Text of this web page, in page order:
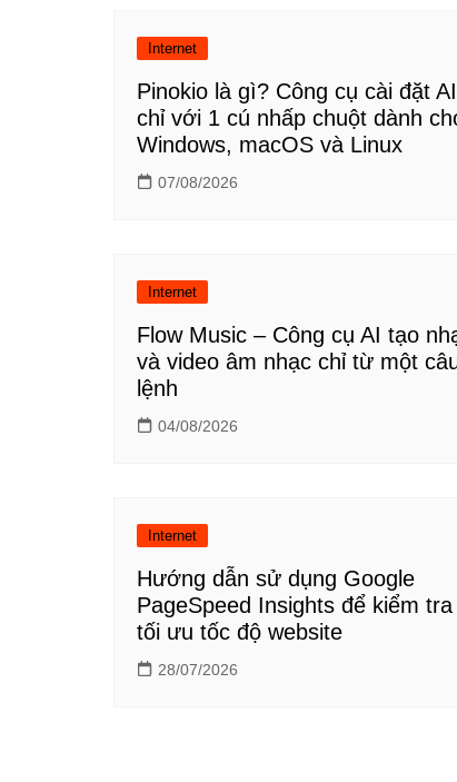
viếtInternet
Pinokio là gì? Công cụ cài đặt AI
chỉ với 1 cú nhấp chuột dành
Windows, macOS và Linux
07/08/2026
Internet
Flow Music – Công cụ AI tạo
và video âm nhạc chỉ từ một
lệnh
04/08/2026
Internet
Hướng dẫn sử dụng Google
PageSpeed Insights để kiểm
tối ưu tốc độ website
28/07/2026